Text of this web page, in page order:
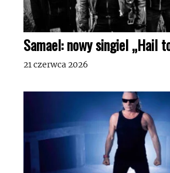
Samael: nowy singiel „Hail
21 czerwca 2026